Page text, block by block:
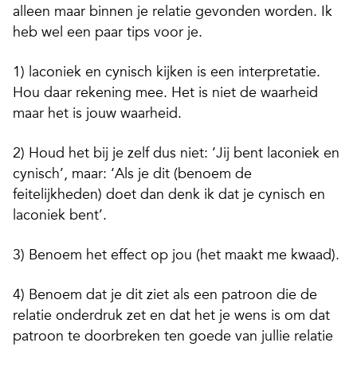
alleen maar binnen je relatie gevonden worden. Ik
heb wel een paar tips voor je.
1) laconiek en cynisch kijken is een interpretatie.
Hou daar rekening mee. Het is niet de waarheid
maar het is jouw waarheid.
2) Houd het bij je zelf dus niet: ‘Jij bent laconiek en
cynisch’, maar: ‘Als je dit (benoem de
feitelijkheden) doet dan denk ik dat je cynisch en
laconiek bent’.
3) Benoem het effect op jou (het maakt me kwaad).
4) Benoem dat je dit ziet als een patroon die de
relatie onderdruk zet en dat het je wens is om dat
patroon te doorbreken ten goede van jullie relatie